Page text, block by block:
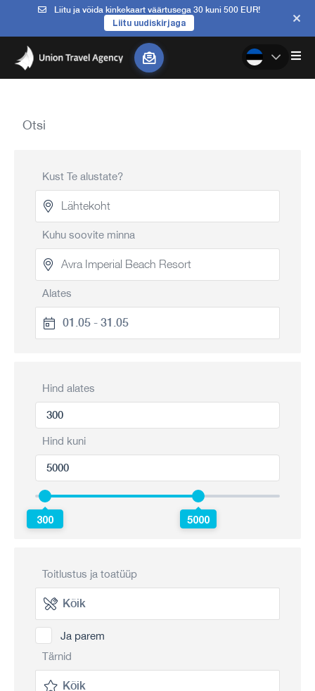
Liitu ja võida kinkekaart väärtusega 30 kuni 500 EUR!
Liitu uudiskirjaga
Otsi
Kust Te alustate?
Kuhu soovite minna
Alates
Hind alates
Hind kuni
300 5000
Toitlustus ja toatüüp
Ja parem
Tärnid